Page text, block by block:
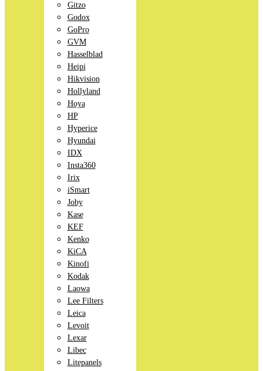
Gitzo
Godox
GoPro
GVM
Hasselblad
Heipi
Hikvision
Hollyland
Hoya
HP
Hyperice
Hyundai
IDX
Insta360
Irix
iSmart
Joby
Kase
KEF
Kenko
KiCA
Kinofi
Kodak
Laowa
Lee Filters
Leica
Levoit
Lexar
Libec
Litepanels